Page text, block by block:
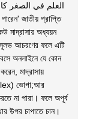
মাদ্রাসায় অধ্যয়ন
আচরণের ফলে এটি
অনলাইনে যে কোন
মাদ্রাসায়
ভোগা;আর
না পারা। ফলে অপূর্ব
উপর চাপাতে চান।